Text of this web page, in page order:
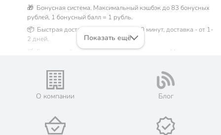
🎁 Бонусная система. Максимальный кэшбэк до 83 бонусных
рублей, 1 бонусный балл = 1 рубль.
📦 Быстрая доставка. Самовывоз от 60 минут, доставка - от 1-
2 дней.
🛒 Бесплатный самовывоз из магазинов города Москва.
его онлайн на официальном сайте сети магазинов Порядок.
💳 Оплата: онлайн на сайте интернет-гипермаркета или
наличными при получении.
📜 Только оригинальная продукция. Интернет-гипермаркет
Порядок - официальный представитель ведущих мировых
Показать ещё
О компании Блог